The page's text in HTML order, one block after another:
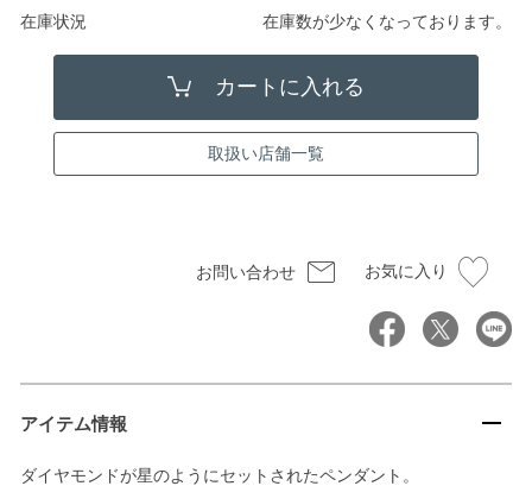
在庫状況 在庫数が少なくなっております。
取扱い店舗一覧
お問い合わせ お気に入り
アイテム情報
ダイヤモンドが星のようにセットされたペンダント。